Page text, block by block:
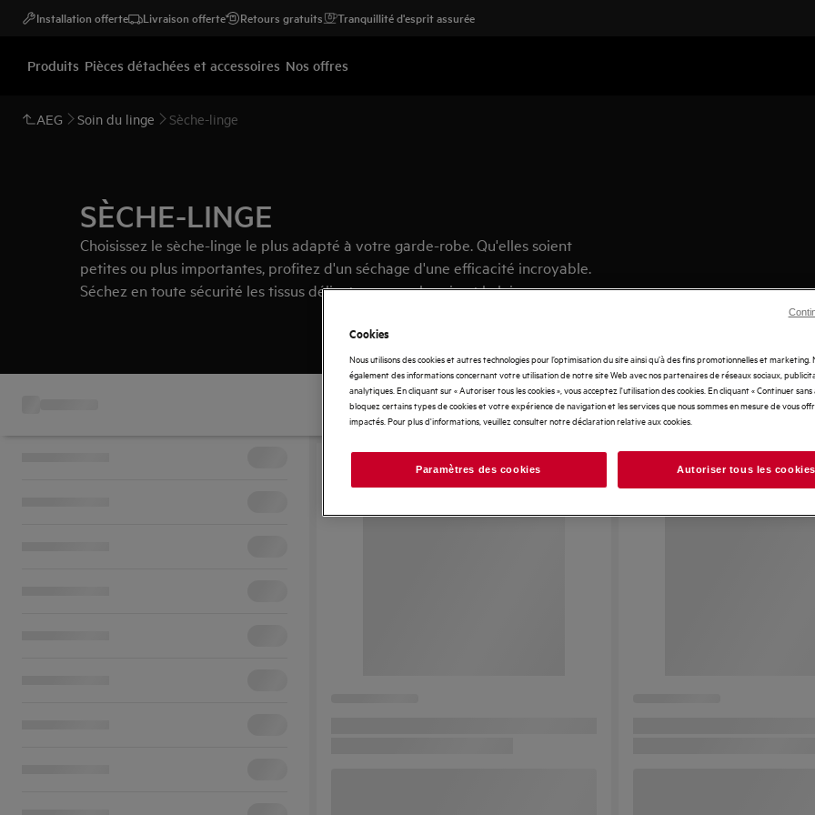
Installation offerte Livraison offerte Retours gratuits Tranquillité d'esprit assurée
Produits Pièces détachées et accessoires Nos offres
AEG Soin du linge Sèche-linge
SÈCHE-LINGE
Choisissez le sèche-linge le plus adapté à votre garde-robe. Qu'elles soient
petites ou plus importantes, profitez d'un séchage d'une efficacité incroyable.
Séchez en toute sécurité les tissus délicats, comme la soie et la laine.
Cookies
Nous utilisons des cookies et autres technologies pour l’optimisation du site ainsi qu’à des fins promotionnelles et
également des informations concernant votre utilisation de notre site Web avec nos partenaires de réseaux sociaux,
analytiques. En cliquant sur « Autoriser tous les cookies », vous acceptez l'utilisation des cookies. En cliquant « Continuer
bloquez certains types de cookies et votre expérience de navigation et les services que nous sommes en mesure de vous
impactés. Pour plus d'informations, veuillez consulter notre déclaration relative aux cookies.
Paramètres des cookies Autoriser tous les cookies